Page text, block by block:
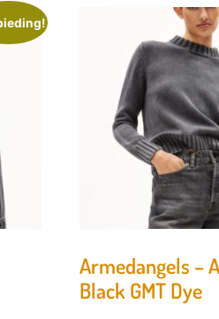
Armedangels –
Black GMT Dye